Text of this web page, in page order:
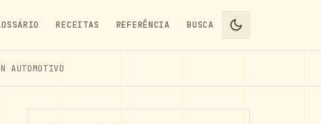
RECEITAS REFERÊNCIA BUSCA
AUTOMOTIVO